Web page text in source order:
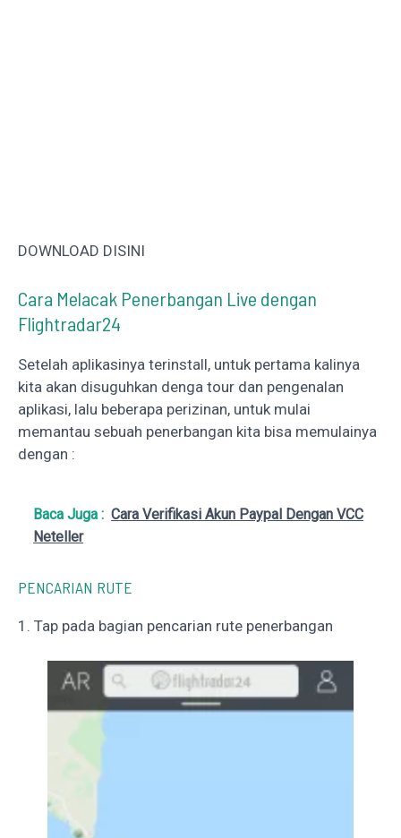
DOWNLOAD DISINI
Cara Melacak Penerbangan Live dengan
Flightradar24
Setelah aplikasinya terinstall, untuk pertama kalinya
kita akan disuguhkan denga tour dan pengenalan
aplikasi, lalu beberapa perizinan, untuk mulai
memantau sebuah penerbangan kita bisa memulainya
dengan :
Baca Juga : Cara Verifikasi Akun Paypal Dengan VCC
Neteller
PENCARIAN RUTE
1. Tap pada bagian pencarian rute penerbangan